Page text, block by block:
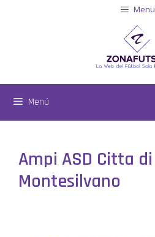
Menu
Menú
Ampi ASD Citta di
Montesilvano